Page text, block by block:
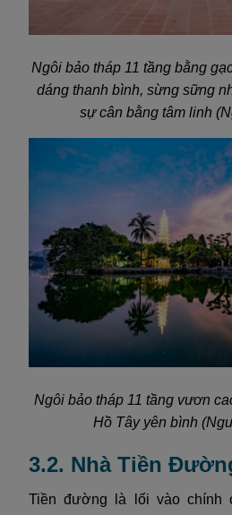
Ngôi bảo tháp 11 tầng bằng
dáng thanh bình, sừng sững
sự cân bằng tâm linh
Ngôi bảo tháp 11 tầng vươn
Hồ Tây yên bình
3.2. Nhà Tiền
Tiền đường là lối vào chính